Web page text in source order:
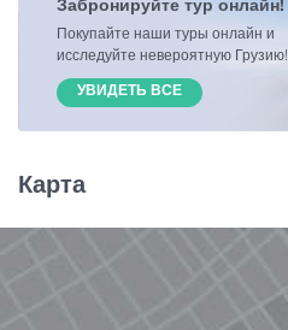
Забронируйте тур онлайн!
Покупайте наши туры онлайн и
исследуйте невероятную Грузию!
УВИДЕТЬ ВСЕ
Карта